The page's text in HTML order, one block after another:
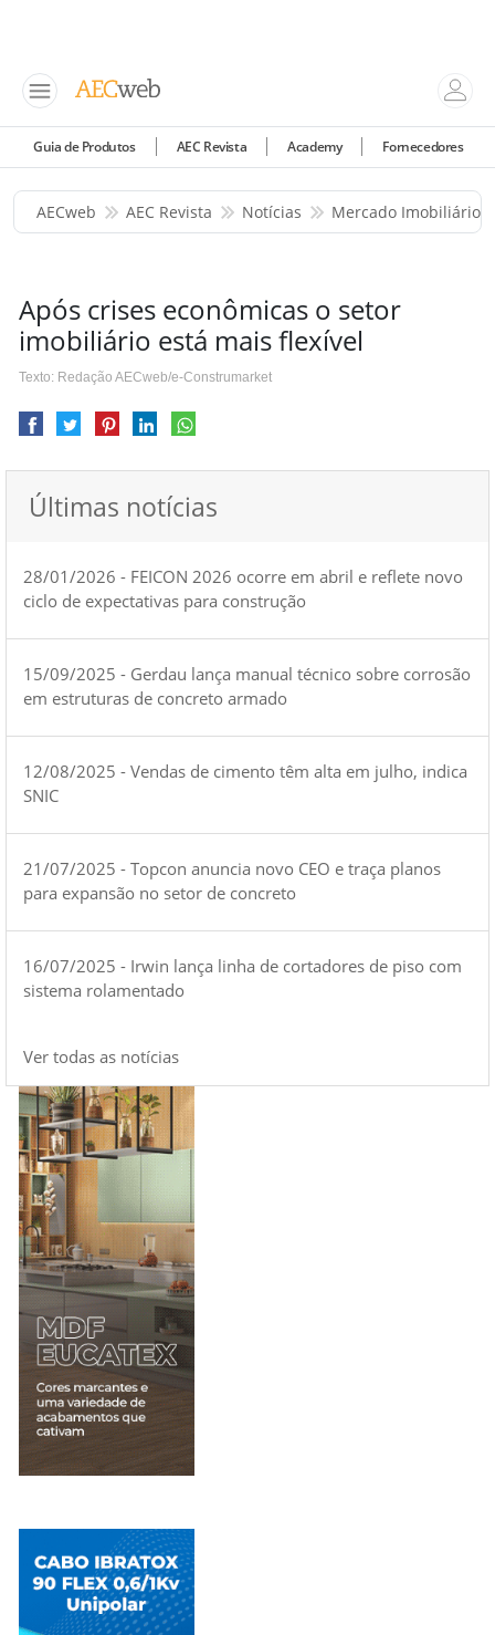
Guia de Produtos AEC Revista Academy Fornecedores
AECweb AEC Revista Notícias Mercado Imobiliário
Após crises econômicas o setor
imobiliário está mais flexível
Texto: Redação AECweb/e-Construmarket
Últimas notícias
28/01/2026 - FEICON 2026 ocorre em abril e reflete novo
ciclo de expectativas para construção
15/09/2025 - Gerdau lança manual técnico sobre corrosão
em estruturas de concreto armado
12/08/2025 - Vendas de cimento têm alta em julho, indica
SNIC
21/07/2025 - Topcon anuncia novo CEO e traça planos
para expansão no setor de concreto
16/07/2025 - Irwin lança linha de cortadores de piso com
sistema rolamentado
Ver todas as notícias